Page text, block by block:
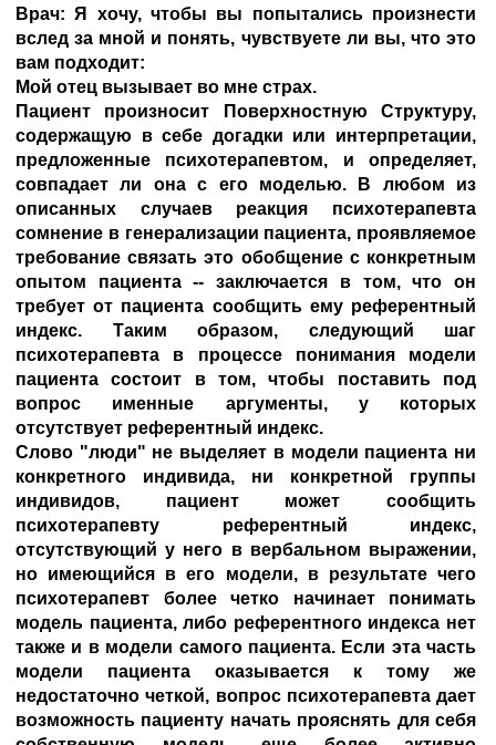
Врач: Я хочу, чтобы вы попытались произнести
вслед за мной и понять, чувствуете ли вы, что это
вам подходит:
Мой отец вызывает во мне страх.
Пациент произносит Поверхностную Структуру,
содержащую в себе догадки или интерпретации,
предложенные психотерапевтом, и определяет,
совпадает ли она с его моделью. В любом из
описанных случаев реакция психотерапевта
сомнение в генерализации пациента, проявляемое
требование связать это обобщение с конкретным
опытом пациента -- заключается в том, что он
требует от пациента сообщить ему референтный
индекс. Таким образом, следующий шаг
психотерапевта в процессе понимания модели
пациента состоит в том, чтобы поставить под
вопрос именные аргументы, у которых
отсутствует референтный индекс.
Слово "люди" не выделяет в модели пациента ни
конкретного индивида, ни конкретной группы
индивидов, пациент может сообщить
психотерапевту референтный индекс,
отсутствующий у него в вербальном выражении,
но имеющийся в его модели, в результате чего
психотерапевт более четко начинает понимать
модель пациента, либо референтного индекса нет
также и в модели самого пациента. Если эта часть
модели пациента оказывается к тому же
недостаточно четкой, вопрос психотерапевта дает
возможность пациенту начать прояснять для себя